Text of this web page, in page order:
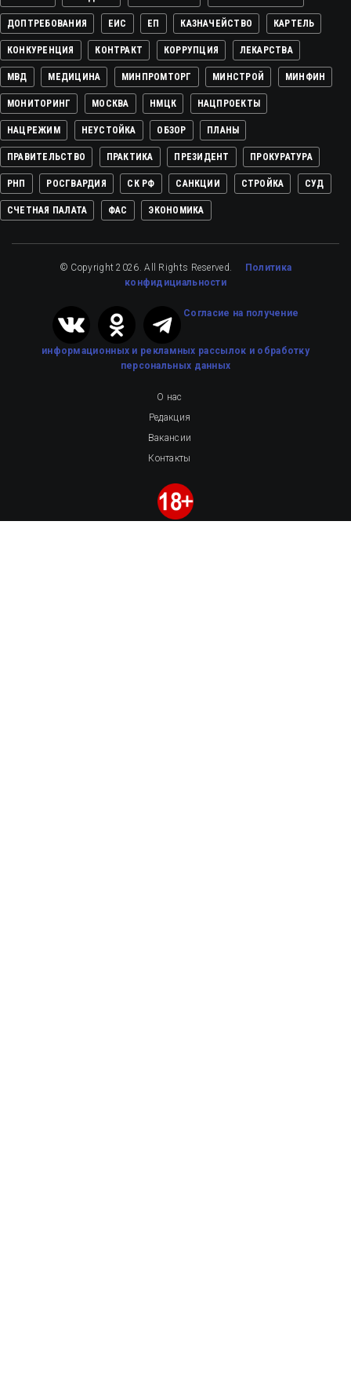
ДОПТРЕБОВАНИЯ ЕИС ЕП КАЗНАЧЕЙСТВО КАРТЕЛЬ
КОНКУРЕНЦИЯ КОНТРАКТ КОРРУПЦИЯ ЛЕКАРСТВА
МВД МЕДИЦИНА МИНПРОМТОРГ МИНСТРОЙ МИНФИН
МОНИТОРИНГ МОСКВА НМЦК НАЦПРОЕКТЫ
НАЦРЕЖИМ НЕУСТОЙКА ОБЗОР ПЛАНЫ
ПРАВИТЕЛЬСТВО ПРАКТИКА ПРЕЗИДЕНТ ПРОКУРАТУРА
РНП РОСГВАРДИЯ СК РФ САНКЦИИ СТРОЙКА СУД
СЧЕТНАЯ ПАЛАТА ФАС ЭКОНОМИКА
© Copyright 2026. All Rights Reserved.
Политика
конфидициальности
Cогласие на получение
информационных и рекламных рассылок и обработку
персональных данных
О нас
Редакция
Вакансии
Контакты